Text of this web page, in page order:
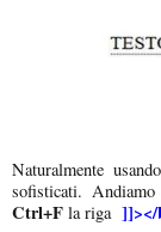
Naturalmente
sofisticati.
Ctrl+F la riga